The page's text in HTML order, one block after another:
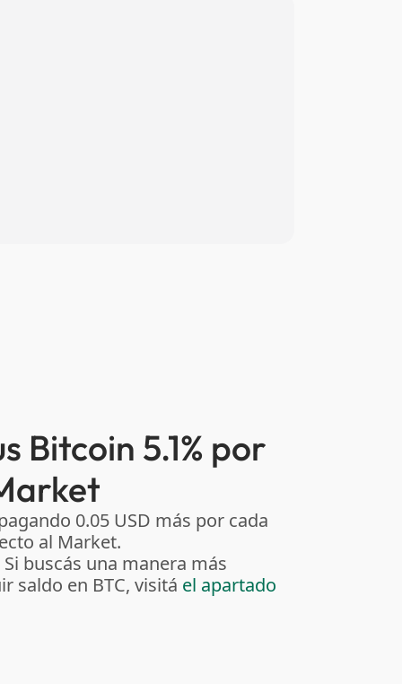
Bitcoin 5.1% por
0.05 USD más por cada
al Market.
buscás una manera más
saldo en BTC, visitá el apartado